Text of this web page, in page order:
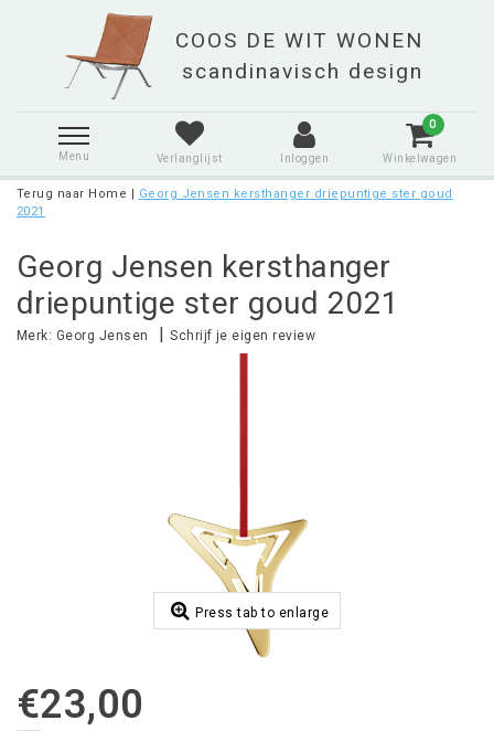
Menu Verlanglijst Inloggen
0
Winkelwagen
Terug naar Home | Georg Jensen kersthanger driepuntige ster goud
2021
Georg Jensen kersthanger
driepuntige ster goud 2021
Merk: Georg Jensen |Schrijf je eigen review
Press tab to enlarge
€23,00